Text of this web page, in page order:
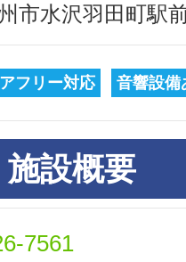
市水沢羽田町駅
フリー対応 音響設備
施設概要
7561